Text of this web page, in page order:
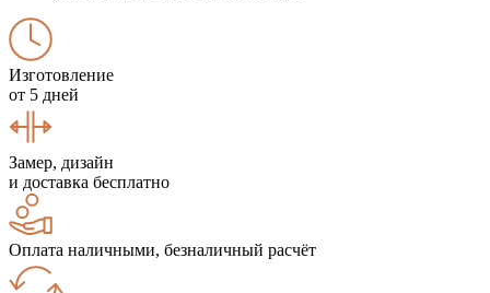
Изготовление
от 5 дней
Замер, дизайн
и доставка бесплатно
Оплата наличными, безналичный расчёт